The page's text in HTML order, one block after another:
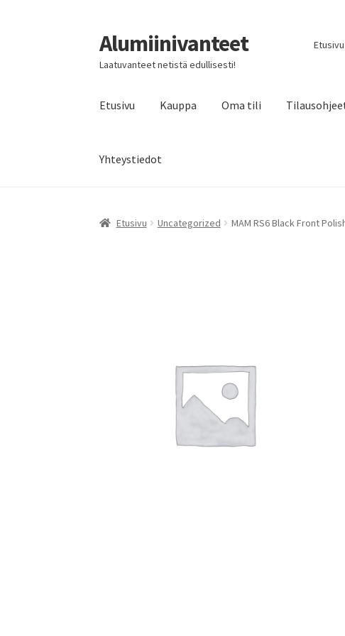
Siirry
navigointiin
Siirry
sisältöön
Alumiinivanteet
Laatuvanteet netistä edullisesti!
Etusivu
Etusivu Kauppa Oma tili
Yhteystiedot
Etusivu Uncategorized MAM RS6 Black Front